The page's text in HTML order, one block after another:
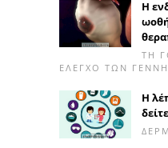
Η
ΤΗ
ΈΛΕΓΧΟ ΤΩΝ
Η